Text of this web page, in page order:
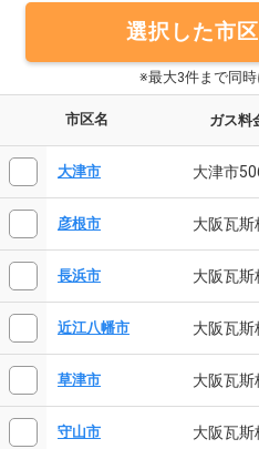
選択した市
※最大3件まで同
市区名 ガス料
大津市 大津市
彦根市 大阪瓦斯
長浜市 大阪瓦斯
近江八幡市 大阪瓦斯
草津市 大阪瓦斯
守山市 大阪瓦斯